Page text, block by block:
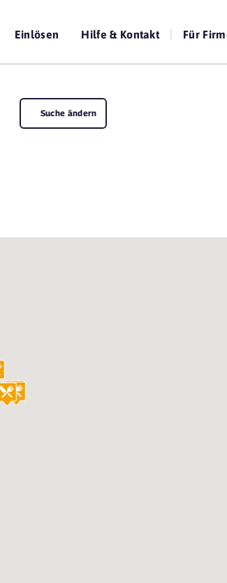
Einlösen Hilfe & Kontakt Für
Suche ändern